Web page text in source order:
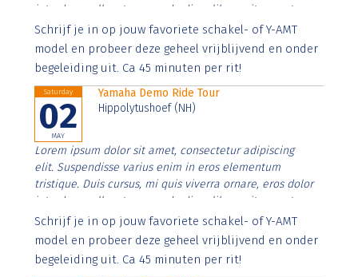
interdum nulla, ut commodo diam libero vitae erat.
Aenean faucibus nibh et justo cursus id rutrum lorem
imperdiet. Nunc ut sem vitae risus tristique posuere.
Schrijf je in op jouw favoriete schakel- of Y-AMT
model en probeer deze geheel vrijblijvend en onder
begeleiding uit. Ca 45 minuten per rit!
Saturday
02
MAY
Yamaha Demo Ride Tour
Hippolytushoef (NH)
Lorem ipsum dolor sit amet, consectetur adipiscing
elit. Suspendisse varius enim in eros elementum
tristique. Duis cursus, mi quis viverra ornare, eros dolor
interdum nulla, ut commodo diam libero vitae erat.
Aenean faucibus nibh et justo cursus id rutrum lorem
imperdiet. Nunc ut sem vitae risus tristique posuere.
Schrijf je in op jouw favoriete schakel- of Y-AMT
model en probeer deze geheel vrijblijvend en onder
begeleiding uit. Ca 45 minuten per rit!